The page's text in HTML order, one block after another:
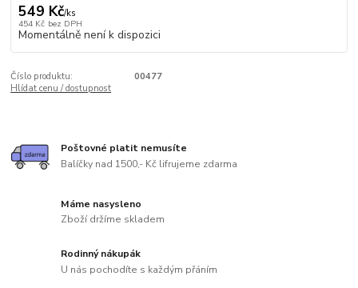
549 Kč/ks
454 Kč bez DPH
Momentálně není k dispozici
Číslo produktu:
00477
Hlídat cenu / dostupnost
Poštovné platit nemusíte
Balíčky nad 1500,- Kč lifrujeme zdarma
Máme nasysleno
Zboží držíme skladem
Rodinný nákupák
U nás pochodíte s každým přáním